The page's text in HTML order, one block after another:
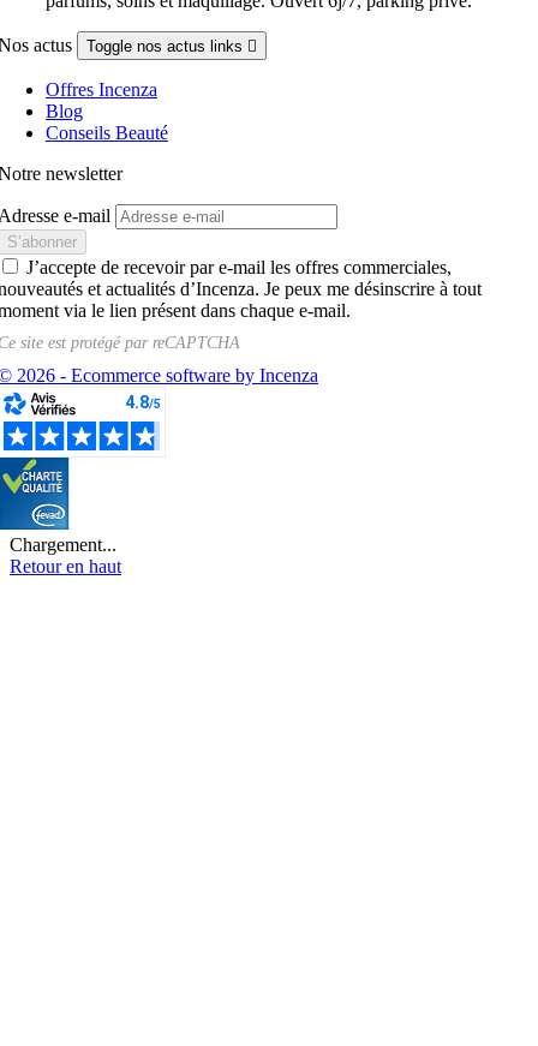
actus Toggle nos actus links 
Offres Incenza
Blog
Conseils Beauté
newsletter
e-mail
J’accepte de recevoir par e-mail les offres commerciales,
et actualités d’Incenza. Je peux me désinscrire à tout
via le lien présent dans chaque e-mail.
site est protégé parreCAPTCHA
2026 - Ecommerce software by Incenza
Chargement...
Retour en haut